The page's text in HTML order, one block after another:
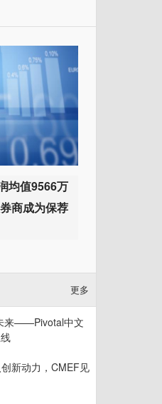
均值9566万
商成为保荐
更多
来——Pivotal中文
新动力，CMEF见